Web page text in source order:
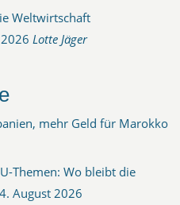
Weltwirtschaft
Lotte Jäger
mehr Geld für Marokko
Themen: Wo bleibt die
4. August 2026